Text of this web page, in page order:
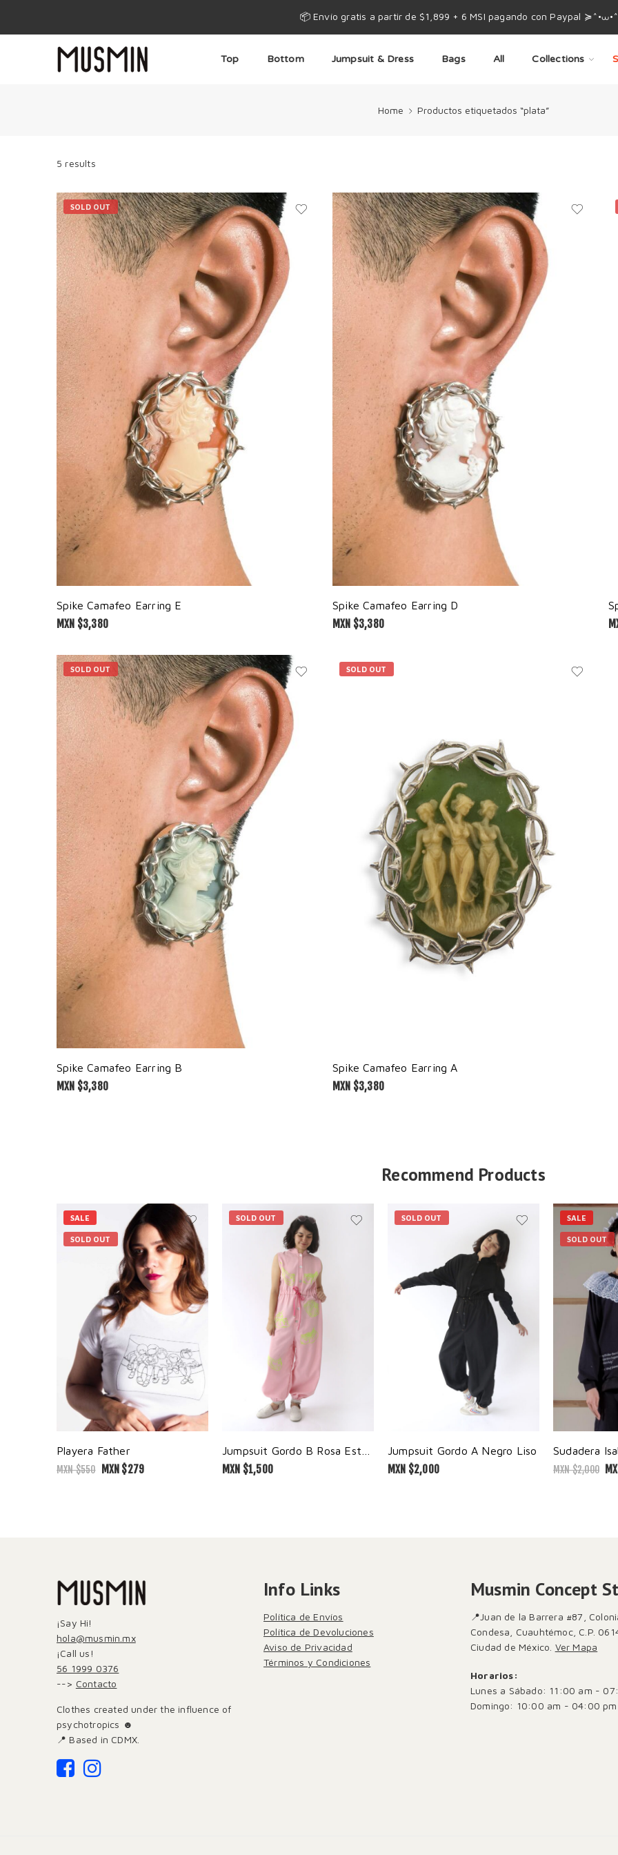
📦 Envío gratis a partir de $1,899 + 6 MSI pagando con Paypal
Top Bottom Jumpsuit & Dress Bags All Collections
Home Productos etiquetados “plata”
5 results
SOLD OUT
Spike Camafeo Earring E
MXN $3,380
Spike Camafeo Earring D
MXN $3,380
SOLD OUT
Spike Camafeo Earring B
MXN $3,380
SOLD OUT
Spike Camafeo Earring A
MXN $3,380
Recommend Products
SALE
SOLD OUT
Playera Father
MXN $550 MXN $279
SOLD OUT
MXN $1,500
SOLD OUT
Jumpsuit Gordo A Negro Liso
MXN $2,000
SALE
SOLD OUT
Sudadera
MXN $2,000
¡Say Hi!
hola@musmin.mx
¡Call us!
56 1999 0376
--> Contacto
Clothes created under the influence of
psychotropics ☻
📍 Based in CDMX.
Info Links
Política de Envíos
Política de Devoluciones
Aviso de Privacidad
Términos y Condiciones
Musmin Concept
📍Juan de la Barrera #87,
Condesa, Cuauhtémoc, C.P.
Ciudad de México. Ver Mapa
Horarios:
Lunes a Sábado: 11:00 am -
Domingo: 10:00 am - 04:00 pm